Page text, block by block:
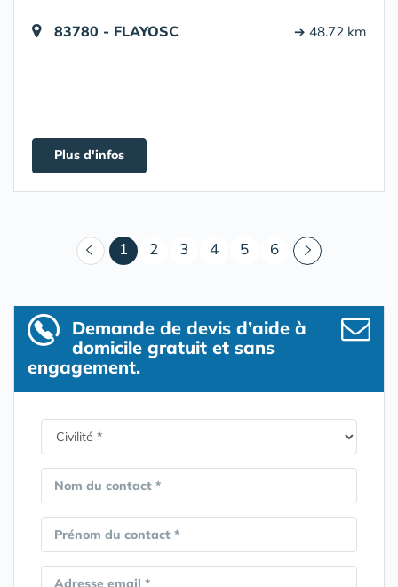
83780 - FLAYOSC ➔ 48.72 km
Plus d'infos
1 (courant)
2 3 4 5 6
Demande de devis d’aide à
domicile gratuit et sans
engagement.
Nom du contact *
Prénom du contact *
Adresse email *